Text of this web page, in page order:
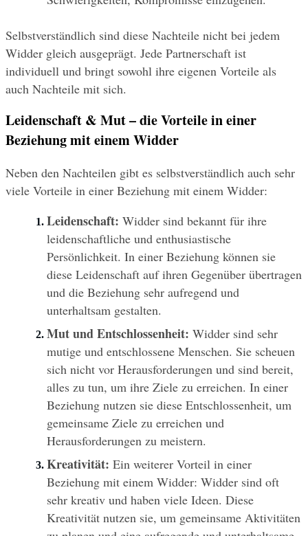
Selbstverständlich sind diese Nachteile nicht bei jedem
Widder gleich ausgeprägt. Jede Partnerschaft ist
individuell und bringt sowohl ihre eigenen Vorteile als
auch Nachteile mit sich.
Leidenschaft & Mut – die Vorteile in einer
Beziehung mit einem Widder
Neben den Nachteilen gibt es selbstverständlich auch sehr
viele Vorteile in einer Beziehung mit einem Widder:
Leidenschaft: Widder sind bekannt für ihre
leidenschaftliche und enthusiastische
Persönlichkeit. In einer Beziehung können sie
diese Leidenschaft auf ihren Gegenüber übertragen
und die Beziehung sehr aufregend und
unterhaltsam gestalten.
Mut und Entschlossenheit: Widder sind sehr
mutige und entschlossene Menschen. Sie scheuen
sich nicht vor Herausforderungen und sind bereit,
alles zu tun, um ihre Ziele zu erreichen. In einer
Beziehung nutzen sie diese Entschlossenheit, um
gemeinsame Ziele zu erreichen und
Herausforderungen zu meistern.
Kreativität: Ein weiterer Vorteil in einer
Beziehung mit einem Widder: Widder sind oft
sehr kreativ und haben viele Ideen. Diese
Kreativität nutzen sie, um gemeinsame Aktivitäten